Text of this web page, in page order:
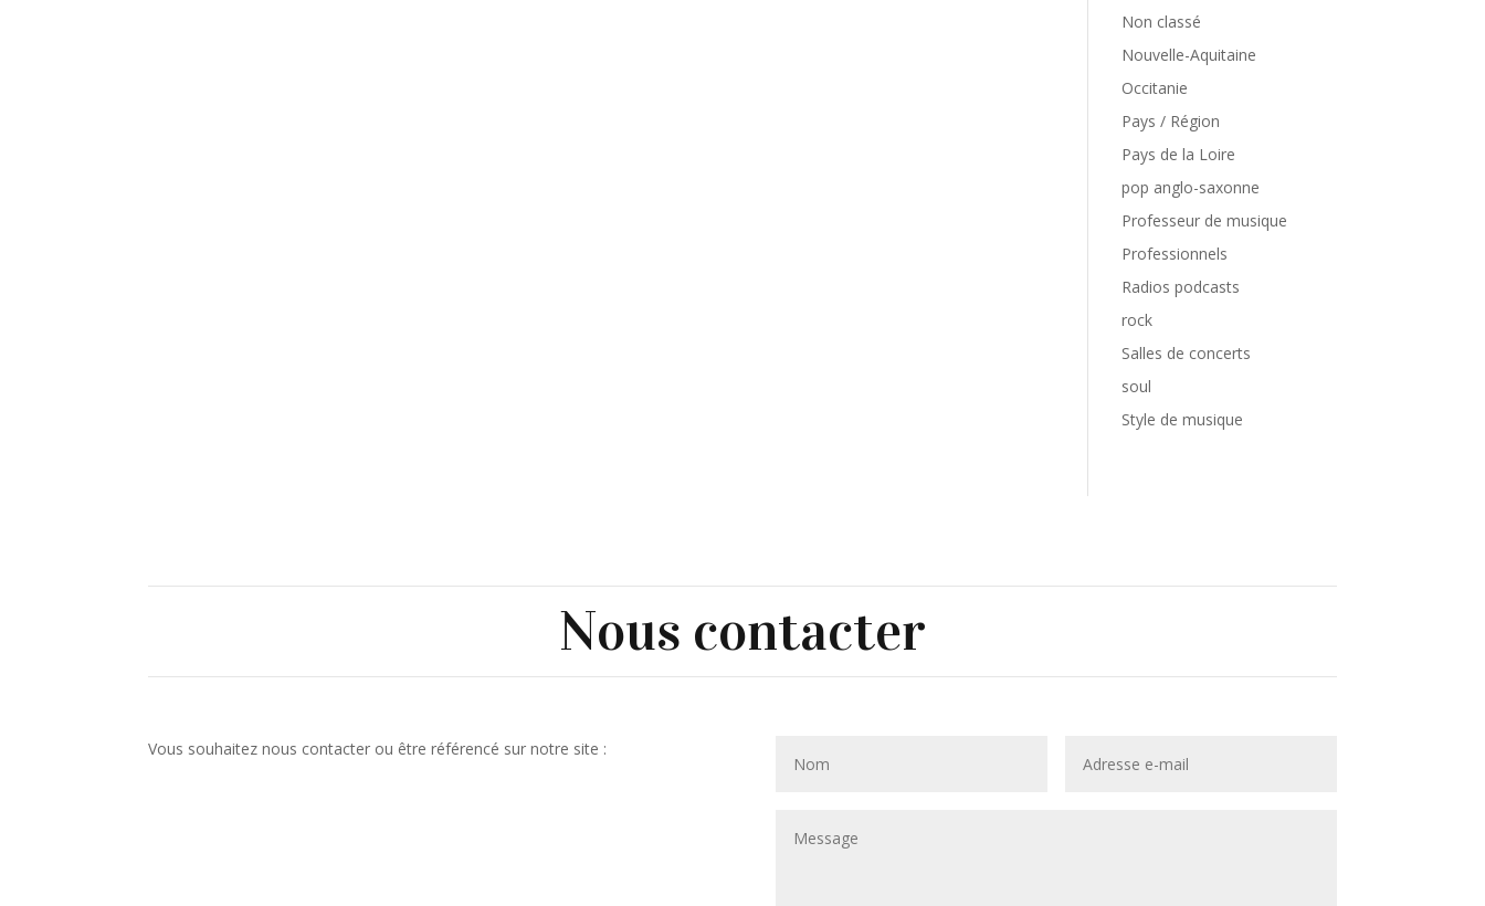
Non classé
Nouvelle-Aquitaine
Occitanie
Pays / Région
Pays de la Loire
pop anglo-saxonne
Professeur de musique
Professionnels
Radios podcasts
rock
Salles de concerts
soul
Style de musique
Nous contacter
Vous souhaitez nous contacter ou être référencé sur notre site :